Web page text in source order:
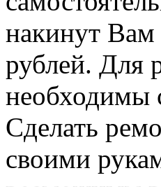
накинут Вам
рублей. Для
необходимы
Сделать
своими